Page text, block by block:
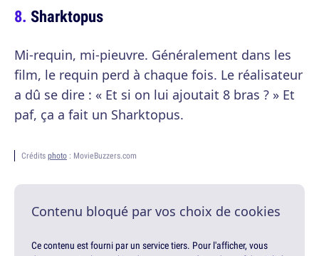
Sharktopus
Mi-requin, mi-pieuvre. Généralement dans les
film, le requin perd à chaque fois. Le réalisateur
a dû se dire : « Et si on lui ajoutait 8 bras ? » Et
paf, ça a fait un Sharktopus.
Crédits photo : MovieBuzzers.com
Contenu bloqué par vos choix de cookies
Ce contenu est fourni par un service tiers. Pour l'afficher, vous